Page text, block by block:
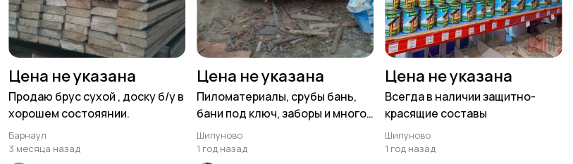
Цена не указана
Продаю брус сухой , доску б/у в
хорошем состояянии.
Барнаул
3 месяца назад
Цена не указана
Пиломатериалы, срубы бань,
бани под ключ, заборы и многое
другое.
Шипуново
1 год назад
Цена не указана
Всегда в наличии защитно-
красящие составы
Шипуново
1 год назад